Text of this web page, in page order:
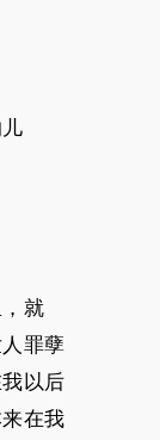
就
罪孽
以后
在我